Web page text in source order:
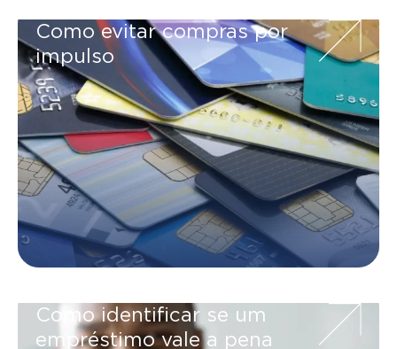
Como evitar compras por
impulso
Como identificar se um
empréstimo vale a pena